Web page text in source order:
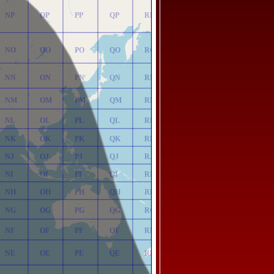
NE
NF
NG
NH
NI
NJ
NK
NL
NM
NN
NO
NP
OE
OF
OG
OH
OI
OJ
OK
OL
OM
ON
OO
OP
PE
PF
PG
PH
PI
PJ
PK
PL
PM
PN
PO
PP
QE
QF
QG
QH
QI
QJ
QK
QL
QM
QN
QO
QP
RE
RF
RG
RH
RI
RJ
RK
RL
RM
RN
RO
RP